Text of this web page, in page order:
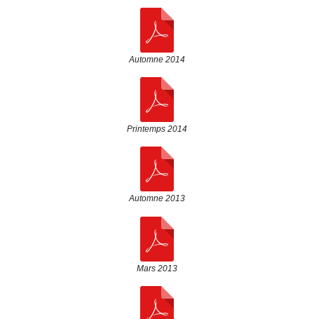
Automne 2014
Printemps 2014
Automne 2013
Mars 2013